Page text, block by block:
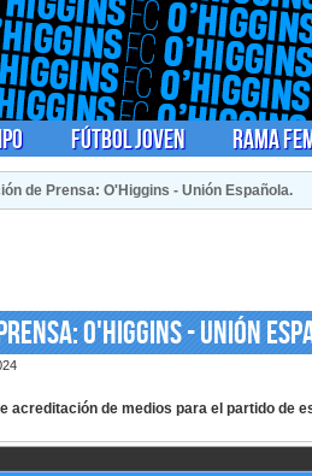
Fútbol Joven Rama
de Prensa: O'Higgins - Unión Española.
O'Higgins - Unión
acreditación de medios para el partido de